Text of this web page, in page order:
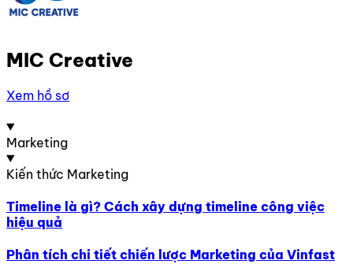
MIC Creative
Xem hồ sơ
Marketing
Kiến thức Marketing
Timeline là gì? Cách xây dựng timeline công việc
hiệu quả
Phân tích chi tiết chiến lược Marketing của Vinfast